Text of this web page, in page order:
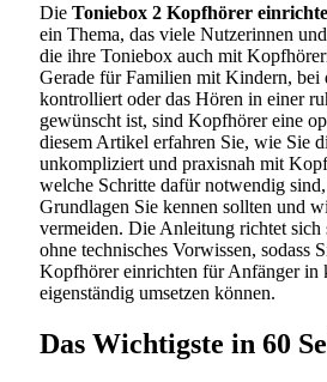
Die Toniebox 2 Kopfhörer
ein Thema, das viele Nutzerinnen
die ihre Toniebox auch mit
Gerade für Familien mit Kindern, bei
kontrolliert oder das Hören in einer
gewünscht ist, sind Kopfhörer eine
diesem Artikel erfahren Sie, wie Sie
unkompliziert und praxisnah mit
welche Schritte dafür notwendig
Grundlagen Sie kennen sollten und
vermeiden. Die Anleitung richtet sich
ohne technisches Vorwissen, sodass
Kopfhörer einrichten für Anfänger in
eigenständig umsetzen können.
Das Wichtigste in 60